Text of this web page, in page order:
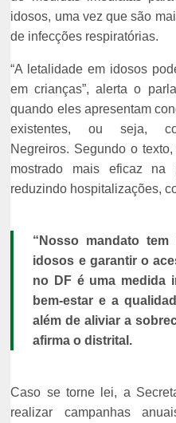
idosos, uma vez que são
de infecções respiratórias.
“A letalidade em idosos
em crianças”, alerta o
quando eles apresentam
existentes, ou seja,
Negreiros. Segundo o
mostrado mais eficaz na
reduzindo hospitalizações,
“Nosso mandato
idosos e garantir o
no DF é uma medida
bem-estar e a
além de aliviar a
afirma o distrital.
Caso se torne lei, a
realizar campanhas